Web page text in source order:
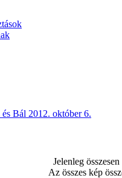
Bál 2012. október 6.
Jelenleg
Az összes kép